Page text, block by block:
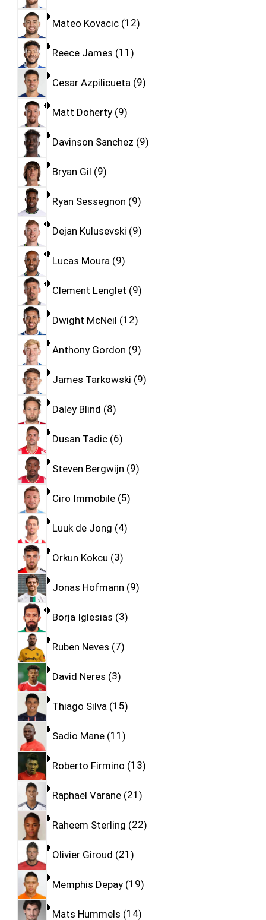
Mateo Kovacic 12
Reece James 11
Cesar Azpilicueta 9
Matt Doherty 9
Davinson Sanchez 9
Bryan Gil 9
Ryan Sessegnon 9
Dejan Kulusevski 9
Lucas Moura 9
Clement Lenglet 9
Dwight McNeil 12
Anthony Gordon 9
James Tarkowski 9
Daley Blind 8
Dusan Tadic 6
Steven Bergwijn 9
Ciro Immobile 5
Luuk de Jong 4
Orkun Kokcu 3
Jonas Hofmann 9
Borja Iglesias 3
Ruben Neves 7
David Neres 3
Thiago Silva 15
Sadio Mane 11
Roberto Firmino 13
Raphael Varane 21
Raheem Sterling 22
Olivier Giroud 21
Memphis Depay 19
Mats Hummels 14